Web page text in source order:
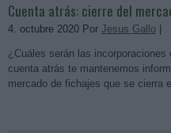
Cuenta atrás: cierre del
4. octubre 2020 Por Jesus Gallo
¿Cuáles serán las
cuenta atrás te mantenemos
mercado de fichajes que se cierra